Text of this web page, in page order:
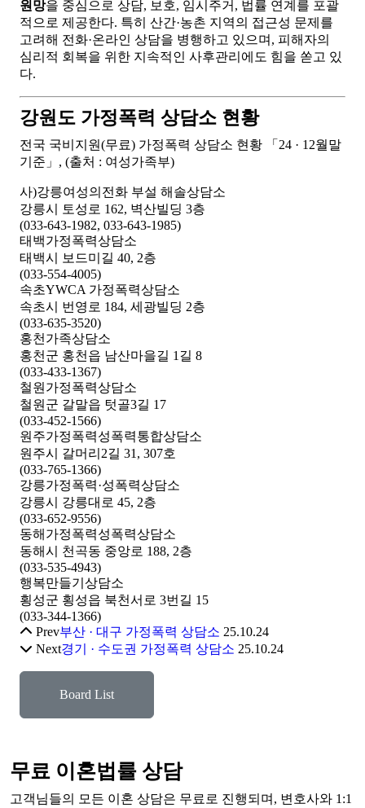
원망을 중심으로 상담, 보호, 임시주거, 법률 연계를 포괄
적으로 제공한다. 특히 산간·농촌 지역의 접근성 문제를
고려해 전화·온라인 상담을 병행하고 있으며, 피해자의
심리적 회복을 위한 지속적인 사후관리에도 힘을 쏟고 있
다.
강원도 가정폭력 상담소 현황
전국 국비지원(무료) 가정폭력 상담소 현황 「24 · 12월말
기준」, (출처 : 여성가족부)
사)강릉여성의전화 부설 해솔상담소
강릉시 토성로 162, 벽산빌딩 3층
(033-643-1982, 033-643-1985)
태백가정폭력상담소
태백시 보드미길 40, 2층
(033-554-4005)
속초YWCA 가정폭력상담소
속초시 번영로 184, 세광빌딩 2층
(033-635-3520)
홍천가족상담소
홍천군 홍천읍 남산마을길 1길 8
(033-433-1367)
철원가정폭력상담소
철원군 갈말읍 텃골3길 17
(033-452-1566)
원주가정폭력성폭력통합상담소
원주시 갈머리2길 31, 307호
(033-765-1366)
강릉가정폭력·성폭력상담소
강릉시 강릉대로 45, 2층
(033-652-9556)
동해가정폭력성폭력상담소
동해시 천곡동 중앙로 188, 2층
(033-535-4943)
행복만들기상담소
횡성군 횡성읍 북천서로 3번길 15
(033-344-1366)
Prev부산 · 대구 가정폭력 상담소 25.10.24
Next경기 · 수도권 가정폭력 상담소 25.10.24
Board List
무료 이혼법률 상담
고객님들의 모든 이혼 상담은 무료로 진행되며, 변호사와 1:1